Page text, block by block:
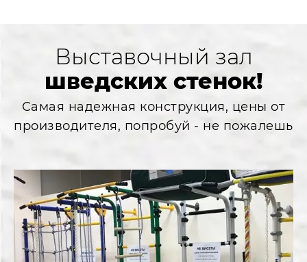
Выставочный зал
шведских стенок!
Самая надежная конструкция, цены от
производителя, попробуй - не пожалешь